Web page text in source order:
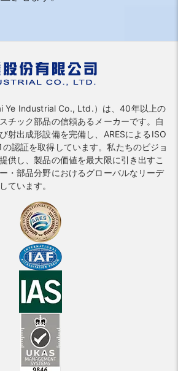
Ye Industrial Co., Ltd.）は、40年以上の
チック部品の信頼あるメーカーです。自
射出成形設備を完備し、ARESによるISO
認証を取得しています。私たちのビジョ
供し、製品の価値を最大限に引き出すこ
・部品分野におけるグローバルなリーデ
ています。